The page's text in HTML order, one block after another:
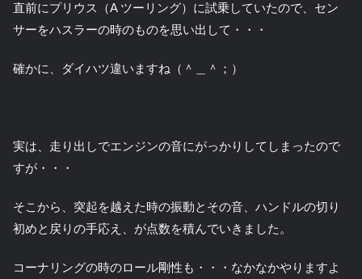
直前にプリウス（A ツーリング）に試乗していたので、セン
サーをハスラーの時のものを思い出して・・・
確かに、ダイハツ違いますね（＾＿＾；）
実は、走り出しでエンジンの音にがっかりしてしまったので
すが・・・
そこから、突起を越えた時の振動とその音、ハンドルの切り
初めと戻りの手応え、が点数を積んでいきました。
コーナリングの時のロール剛性も・・・なかなかやりますよ